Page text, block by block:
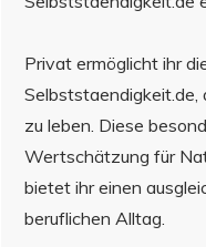
Privat ermöglicht ihr
Selbststaendigkeit.de,
zu leben. Diese
Wertschätzung für
bietet ihr einen
beruflichen Alltag.